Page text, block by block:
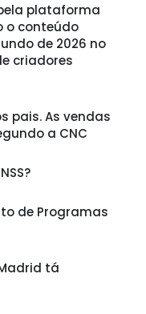
plataforma
o conteúdo
de 2026 no
criadores
pais. As vendas
a CNC
de Programas
tá